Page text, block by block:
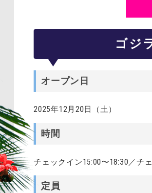
ゴジ
オープン日
2025年12月20日（土）
時間
チェックイン15:00〜18:30／チ
定員